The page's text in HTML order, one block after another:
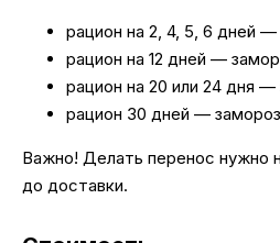
рацион на 2, 4, 5, 6 дней
рацион на 12 дней —
рацион на 20 или 24 дня —
рацион 30 дней —
Важно! Делать перенос нужно
до доставки.